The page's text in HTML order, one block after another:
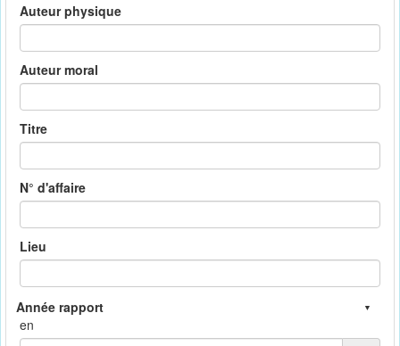
Auteur physique
Auteur moral
Titre
N° d'affaire
Lieu
en